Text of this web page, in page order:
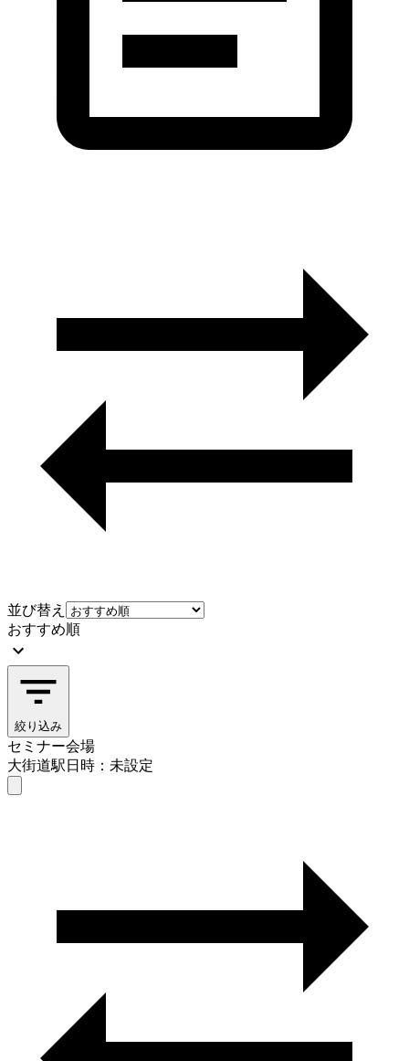
並び替え
おすすめ順
絞り込み
セミナー会場
大街道駅日時：未設定